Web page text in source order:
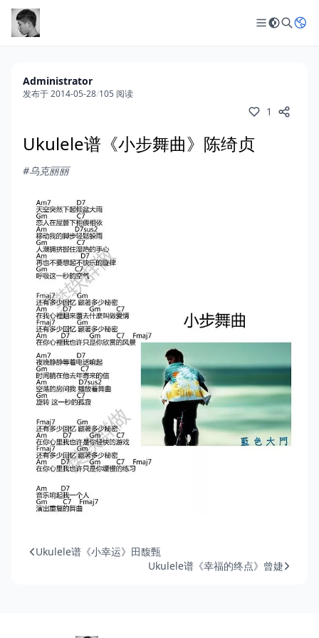
Administrator
发布于 2014-05-28/105 阅读
1
Ukulele谱《小步舞曲》陈绮贞
#乌克丽丽
Ukulele谱《小幸运》田馥甄
Ukulele谱《幸福的终点》曾婕